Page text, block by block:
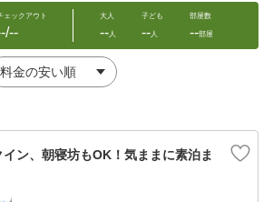
ェックアウト 大人
--人
子ども
--人
部屋数
--部屋
ン、朝寝坊もOK！気ままに素泊ま